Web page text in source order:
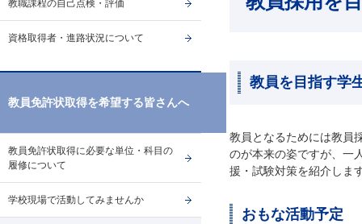
教員を目指す学
教員となるためには教員
のが本来の姿ですが、一
援・試験対策を紹介しま
おもな活動予定
教職課程の自己点検・評価
資格取得者・進路状況について
教員免許状取得を希望する皆さんへ
教員免許状取得に必要な単位・科目の
履修について
学校現場で活動してみませんか